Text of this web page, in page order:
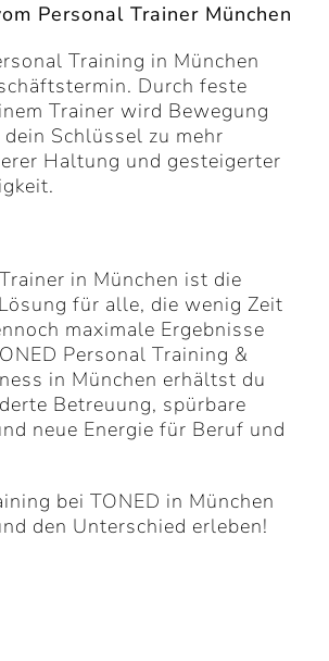
Personal Trainer München
Training in München
Durch feste
Trainer wird Bewegung
Schlüssel zu mehr
Haltung und gesteigerter
in München ist die
für alle, die wenig Zeit
maximale Ergebnisse
Personal Training &
in München erhältst du
Betreuung, spürbare
neue Energie für Beruf und
bei TONED in München
den Unterschied erleben!